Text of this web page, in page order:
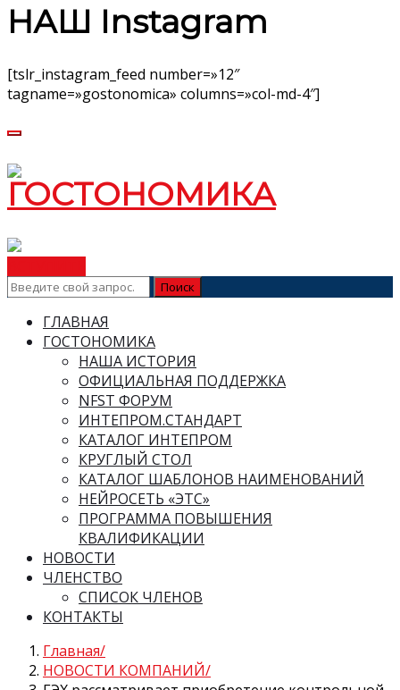
НАШ Instagram
[tslr_instagram_feed number=»12″
tagname=»gostonomica» columns=»col-md-4″]
ГЛАВНАЯ
ГОСТОНОМИКА
НАША ИСТОРИЯ
ОФИЦИАЛЬНАЯ ПОДДЕРЖКА
NFST ФОРУМ
ИНТЕПРОМ.СТАНДАРТ
КАТАЛОГ ИНТЕПРОМ
КРУГЛЫЙ СТОЛ
КАТАЛОГ ШАБЛОНОВ НАИМЕНОВАНИЙ
НЕЙРОСЕТЬ «ЭТС»
ПРОГРАММА ПОВЫШЕНИЯ
КВАЛИФИКАЦИИ
НОВОСТИ
ЧЛЕНСТВО
СПИСОК ЧЛЕНОВ
КОНТАКТЫ
Главная
НОВОСТИ КОМПАНИЙ